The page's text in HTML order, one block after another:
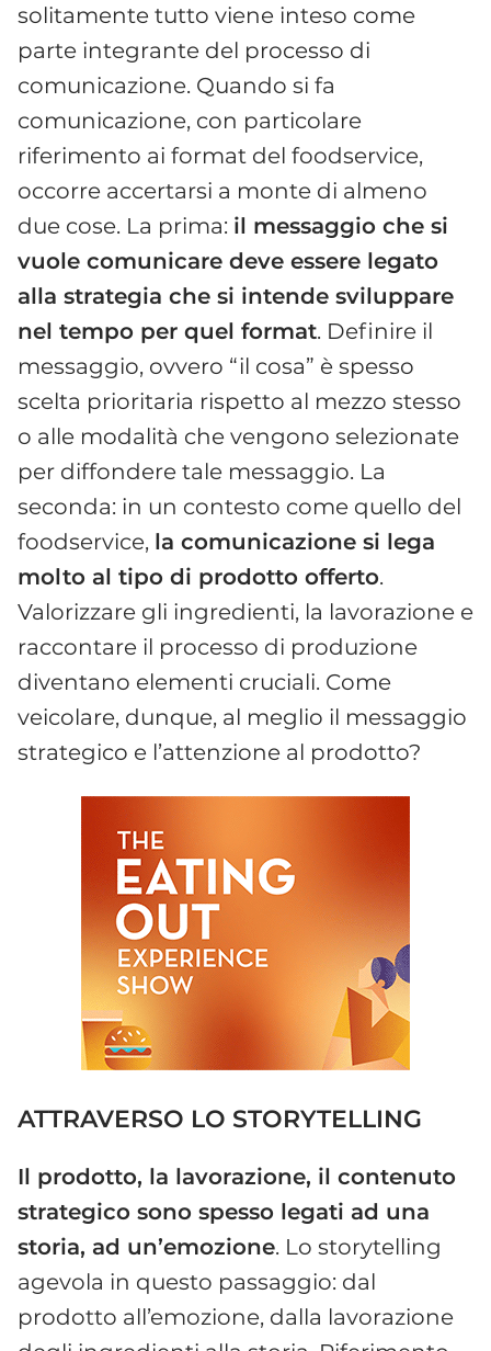
solitamente tutto viene inteso come
parte integrante del processo di
comunicazione. Quando si fa
comunicazione, con particolare
riferimento ai format del foodservice,
occorre accertarsi a monte di almeno
due cose. La prima: il messaggio che si
vuole comunicare deve essere legato
alla strategia che si intende sviluppare
nel tempo per quel format. Definire il
messaggio, ovvero “il cosa” è spesso
scelta prioritaria rispetto al mezzo stesso
o alle modalità che vengono selezionate
per diffondere tale messaggio. La
seconda: in un contesto come quello del
foodservice, la comunicazione si lega
molto al tipo di prodotto offerto.
Valorizzare gli ingredienti, la lavorazione e
raccontare il processo di produzione
diventano elementi cruciali. Come
veicolare, dunque, al meglio il messaggio
strategico e l’attenzione al prodotto?
ATTRAVERSO LO STORYTELLING
Il prodotto, la lavorazione, il contenuto
strategico sono spesso legati ad una
storia, ad un’emozione. Lo storytelling
agevola in questo passaggio: dal
prodotto all’emozione, dalla lavorazione